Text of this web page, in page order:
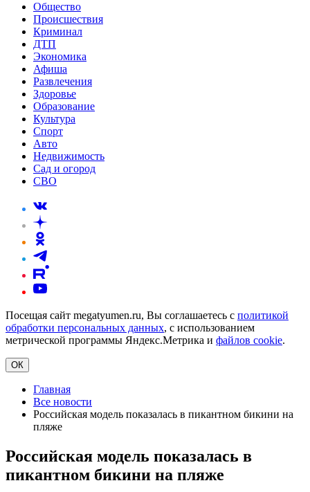
Общество
Происшествия
Криминал
ДТП
Экономика
Афиша
Развлечения
Здоровье
Образование
Культура
Спорт
Авто
Недвижимость
Сад и огород
СВО
Посещая сайт megatyumen.ru, Вы соглашаетесь с политикой
обработки персональных данных, с использованием
метрической программы Яндекс.Метрика и файлов cookie.
ОК
Главная
Все новости
Российская модель показалась в пикантном бикини на
пляже
Российская модель показалась в
пикантном бикини на пляже